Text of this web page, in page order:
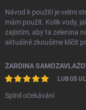
Návod k použití je velmi
mám použít. Kolik vody,
zajistím, aby ta zelenina
aktuálně zkoušíme klíčit
ŽARDINA
LUBOŠ
Splnil očekávání